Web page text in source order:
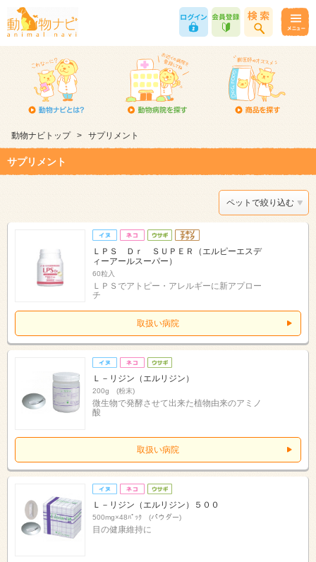
動物ナビトップ > サプリメント
サプリメント
ペットで絞り込む
ＬＰＳ Ｄｒ ＳＵＰＥＲ（エルピーエスデ
ィーアールスーパー）
60粒入
ＬＰＳでアトピー・アレルギーに新アプロー
チ
取扱い病院
Ｌ－リジン（エルリジン）
200g (粉末)
微生物で発酵させて出来た植物由来のアミノ
酸
取扱い病院
Ｌ－リジン（エルリジン）５００
500mg×48ﾊﾟｯｸ (パウダー)
目の健康維持に